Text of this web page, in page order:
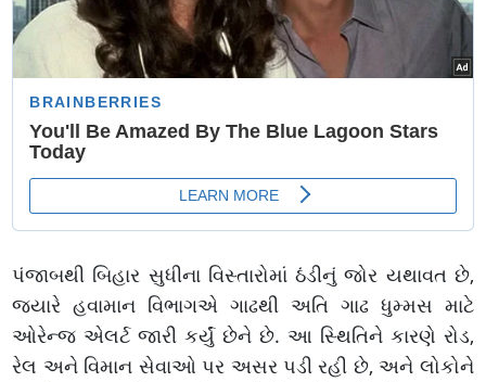
પંજાબથી બિહાર સુધીના વિસ્તારોમાં ઠંડીનું જોર યથાવત છે,
જ્યારે હવામાન વિભાગએ ગાઢથી અતિ ગાઢ ધુમ્મસ માટે
ઓરેન્જ એલર્ટ જારી કર્યું છેને છે. આ સ્થિતિને કારણે રોડ,
રેલ અને વિમાન સેવાઓ પર અસર પડી રહી છે, અને લોકોને